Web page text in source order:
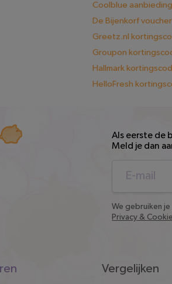
Coolblue
De Bijenkorf
Greetz.nl
Groupon
Hallmark
HelloFresh
Als eerste de
Meld je dan
We gebruiken
Privacy &
Vergelijken